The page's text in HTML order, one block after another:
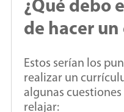
¿Qué debo
de hacer
Estos serían los
realizar un
algunas
relajar: